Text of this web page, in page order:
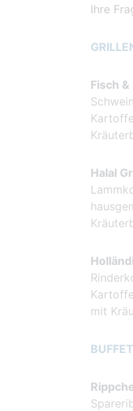
Ihre
Fisch
Halal
mit